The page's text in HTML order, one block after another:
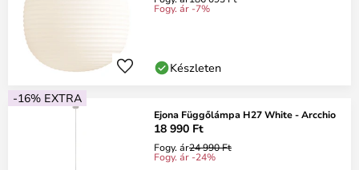
Fogy. ár -7%
Készleten
-16% EXTRA
Ejona Függőlámpa H27 White - Arcchio
18 990 Ft
Fogy. ár24 990 Ft
Fogy. ár -24%